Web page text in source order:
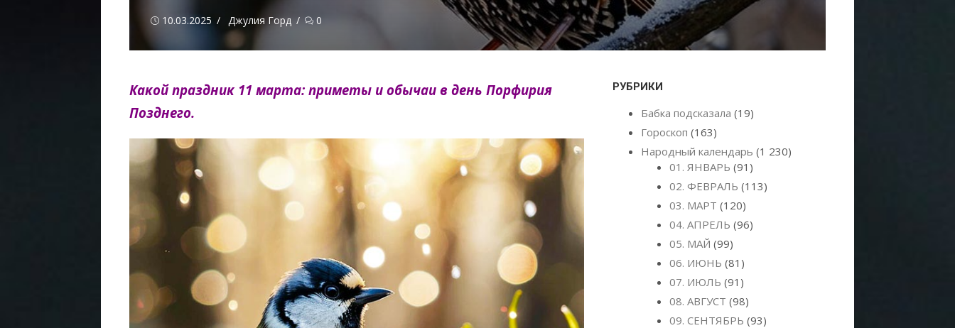
Опубликовано
10.03.2025 Автор
Джулия Горд 0
Какой праздник 11 марта: приметы и обычаи в день Порфирия
Позднего.
РУБРИКИ
Бабка подсказала (19)
Гороскоп (163)
Народный календарь (1 230)
01. ЯНВАРЬ (91)
02. ФЕВРАЛЬ (113)
03. МАРТ (120)
04. АПРЕЛЬ (96)
05. МАЙ (99)
06. ИЮНЬ (81)
07. ИЮЛЬ (91)
08. АВГУСТ (98)
09. СЕНТЯБРЬ (93)